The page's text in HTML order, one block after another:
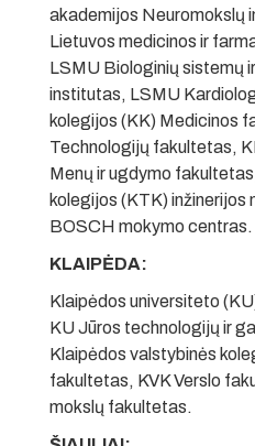
akademijos Neuromokslų
Lietuvos medicinos ir
LSMU Biologinių sistemų
institutas, LSMU
kolegijos (KK) Medicinos
Technologijų fakultetas,
Menų ir ugdymo
kolegijos (KTK)
BOSCH mokymo centras.
KLAIPĖDA:
Klaipėdos universiteto
KU Jūros technologijų ir
Klaipėdos valstybinės
fakultetas, KVK Verslo
mokslų fakultetas.